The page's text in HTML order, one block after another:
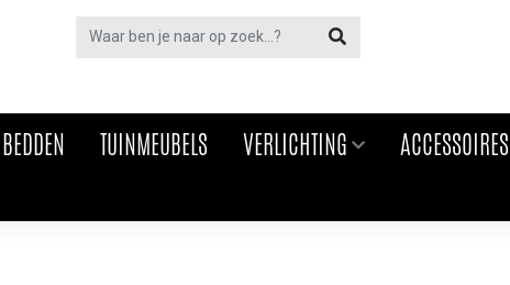
BEDDEN TUINMEUBELS VERLICHTING ACCESSOIRES